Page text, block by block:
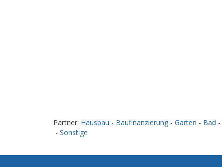
Partner: Hausbau - Baufinanzierung - Garten - Bad -
- Sonstige